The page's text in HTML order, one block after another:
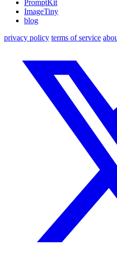
PromptKit
ImageTiny
blog
privacy policy terms of service